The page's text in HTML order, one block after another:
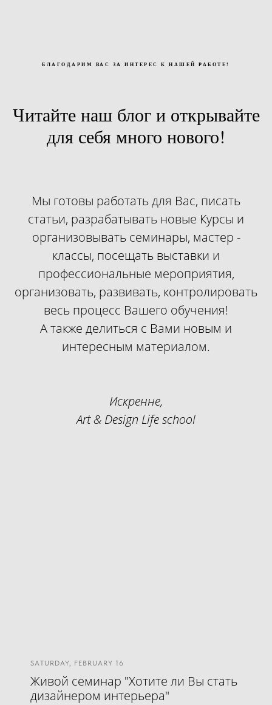
БЛАГОДАРИМ ВАС ЗА ИНТЕРЕС К НАШЕЙ РАБОТЕ!
Читайте наш блог и открывайте
для себя много нового!
Мы готовы работать для Вас, писать
статьи, разрабатывать новые Курсы и
организовывать семинары, мастер -
классы, посещать выставки и
профессиональные мероприятия,
организовать, развивать, контролировать
весь процесс Вашего обучения!
А также делиться с Вами новым и
интересным материалом.
Искренне,
Art & Design Life school
SATURDAY, FEBRUARY 16
Живой семинар "Хотите ли Вы стать
дизайнером интерьера"